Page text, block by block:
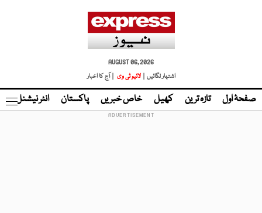
AUGUST 06, 2026
اشتہار لگائیں |
لائیو ٹی وی | آج کا اخبار
صفحۂ اول تازہ ترین کھیل خاص خبریں پاکستان انٹر نیشنل